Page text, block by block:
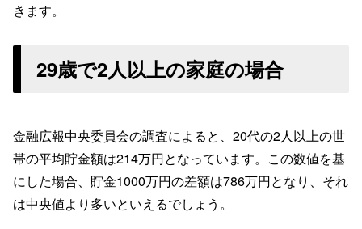
きます。
29歳で2人以上の家庭の場合
金融広報中央委員会の調査によると、20代の2人以上の世
帯の平均貯金額は214万円となっています。この数値を基
にした場合、貯金1000万円の差額は786万円となり、それ
は中央値より多いといえるでしょう。